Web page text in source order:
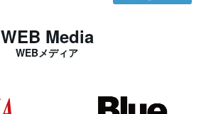
WEB Media
WEBメディア